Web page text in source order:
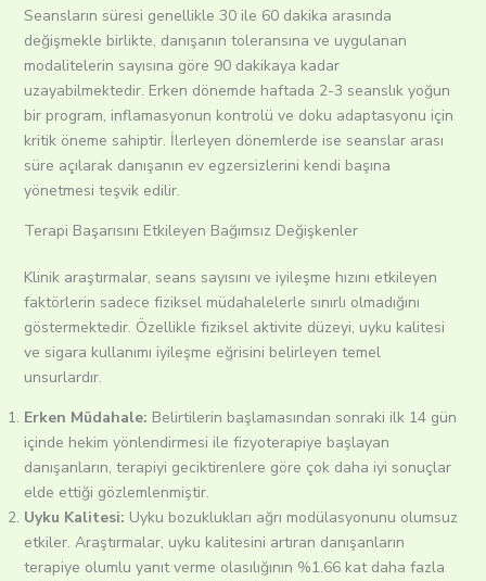
Seansların süresi genellikle 30 ile 60 dakika arasında
değişmekle birlikte, danışanın toleransına ve uygulanan
modalitelerin sayısına göre 90 dakikaya kadar
uzayabilmektedir. Erken dönemde haftada 2-3 seanslık yoğun
bir program, inflamasyonun kontrolü ve doku adaptasyonu için
kritik öneme sahiptir. İlerleyen dönemlerde ise seanslar arası
süre açılarak danışanın ev egzersizlerini kendi başına
yönetmesi teşvik edilir.
Terapi Başarısını Etkileyen Bağımsız Değişkenler
Klinik araştırmalar, seans sayısını ve iyileşme hızını etkileyen
faktörlerin sadece fiziksel müdahalelerle sınırlı olmadığını
göstermektedir. Özellikle fiziksel aktivite düzeyi, uyku kalitesi
ve sigara kullanımı iyileşme eğrisini belirleyen temel
unsurlardır.
Erken Müdahale: Belirtilerin başlamasından sonraki ilk 14 gün
içinde hekim yönlendirmesi ile fizyoterapiye başlayan
danışanların, terapiyi geciktirenlere göre çok daha iyi sonuçlar
elde ettiği gözlemlenmiştir.
Uyku Kalitesi: Uyku bozuklukları ağrı modülasyonunu olumsuz
etkiler. Araştırmalar, uyku kalitesini artıran danışanların
terapiye olumlu yanıt verme olasılığının %1.66 kat daha fazla